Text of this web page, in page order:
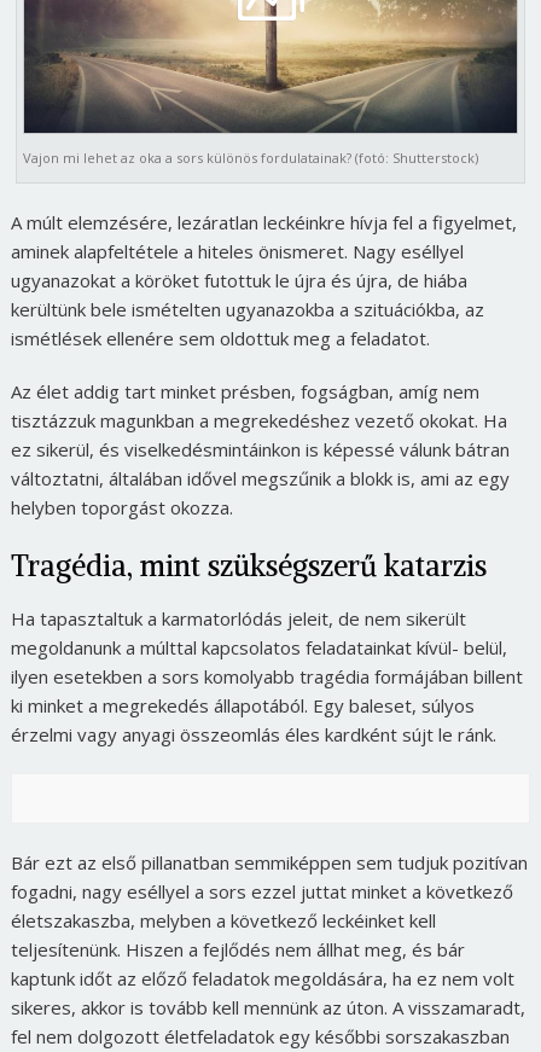
Vajon mi lehet az oka a sors különös fordulatainak? (fotó: Shutterstock)
A múlt elemzésére, lezáratlan leckéinkre hívja fel a figyelmet,
aminek alapfeltétele a hiteles önismeret. Nagy eséllyel
ugyanazokat a köröket futottuk le újra és újra, de hiába
kerültünk bele ismételten ugyanazokba a szituációkba, az
ismétlések ellenére sem oldottuk meg a feladatot.
Az élet addig tart minket présben, fogságban, amíg nem
tisztázzuk magunkban a megrekedéshez vezető okokat. Ha
ez sikerül, és viselkedésmintáinkon is képessé válunk bátran
változtatni, általában idővel megszűnik a blokk is, ami az egy
helyben toporgást okozza.
Tragédia, mint szükségszerű katarzis
Ha tapasztaltuk a karmatorlódás jeleit, de nem sikerült
megoldanunk a múlttal kapcsolatos feladatainkat kívül- belül,
ilyen esetekben a sors komolyabb tragédia formájában billent
ki minket a megrekedés állapotából. Egy baleset, súlyos
érzelmi vagy anyagi összeomlás éles kardként sújt le ránk.
Bár ezt az első pillanatban semmiképpen sem tudjuk pozitívan
fogadni, nagy eséllyel a sors ezzel juttat minket a következő
életszakaszba, melyben a következő leckéinket kell
teljesítenünk. Hiszen a fejlődés nem állhat meg, és bár
kaptunk időt az előző feladatok megoldására, ha ez nem volt
sikeres, akkor is tovább kell mennünk az úton. A visszamaradt,
fel nem dolgozott életfeladatok egy későbbi sorszakaszban